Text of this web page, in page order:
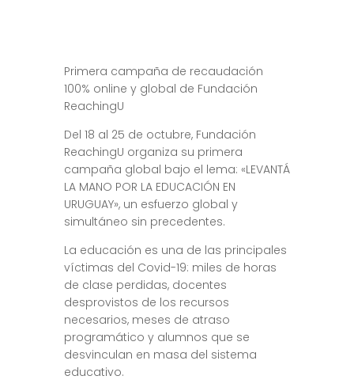
Primera campaña de recaudación
100% online y global de Fundación
ReachingU
Del 18 al 25 de octubre, Fundación
ReachingU organiza su primera
campaña global bajo el lema: «LEVANTÁ
LA MANO POR LA EDUCACIÓN EN
URUGUAY», un esfuerzo global y
simultáneo sin precedentes.
La educación es una de las principales
víctimas del Covid-19: miles de horas
de clase perdidas, docentes
desprovistos de los recursos
necesarios, meses de atraso
programático y alumnos que se
desvinculan en masa del sistema
educativo.